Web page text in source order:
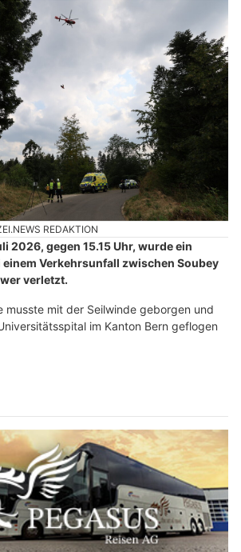
REDAKTION
2026, gegen 15.15 Uhr, wurde ein
Verkehrsunfall zwischen Soubey
verletzt.
musste mit der Seilwinde geborgen und
im Kanton Bern geflogen